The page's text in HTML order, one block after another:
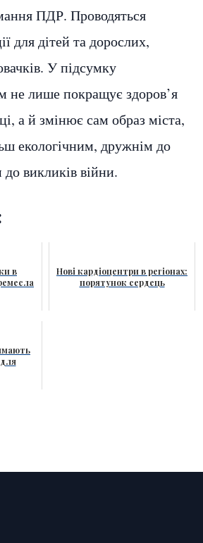
ПДР. Проводяться
для дітей та дорослих,
У підсумку
не лише покращує здоров’я
а й змінює сам образ міста,
екологічним, дружнім до
викликів війни.
в
Нові кардіоцентри в регіонах:
порятунок сердець